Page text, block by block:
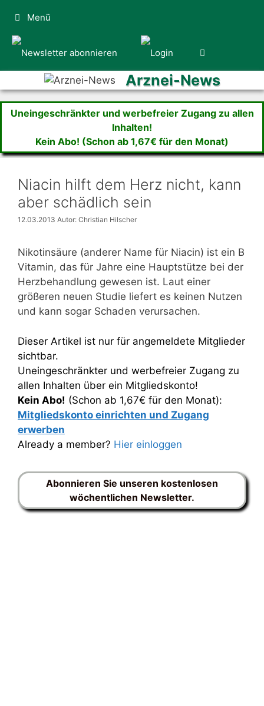
Inhalt
springen
Menü
Arznei-News
Uneingeschränkter und werbefreier Zugang zu allen
Inhalten!
Kein Abo! (Schon ab 1,67€ für den Monat)
Niacin hilft dem Herz nicht, kann
aber schädlich sein
12.03.2013 Autor: Christian Hilscher
Nikotinsäure (anderer Name für Niacin) ist ein B
Vitamin, das für Jahre eine Hauptstütze bei der
Herzbehandlung gewesen ist. Laut einer
größeren neuen Studie liefert es keinen Nutzen
und kann sogar Schaden verursachen.
Dieser Artikel ist nur für angemeldete Mitglieder
sichtbar.
Uneingeschränkter und werbefreier Zugang zu
allen Inhalten über ein Mitgliedskonto!
Kein Abo! (Schon ab 1,67€ für den Monat):
Mitgliedskonto einrichten und Zugang
erwerben
Already a member? Hier einloggen
Abonnieren Sie unseren kostenlosen
wöchentlichen Newsletter.